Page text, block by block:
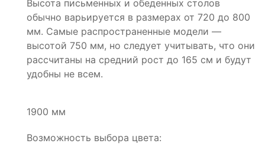
Высота письменных и обеденных столов
обычно варьируется в размерах от 720 до 800
мм. Самые распространенные модели —
высотой 750 мм, но следует учитывать, что они
рассчитаны на средний рост до 165 см и будут
удобны не всем.
1900 мм
Возможность выбора цвета: